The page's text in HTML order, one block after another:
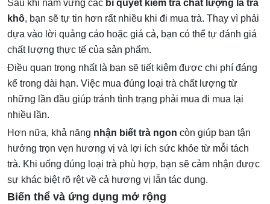
Sau khi nắm vững các bí quyết kiểm tra chất lượng lá trà
khô, bạn sẽ tự tin hơn rất nhiều khi đi mua trà. Thay vì phải
dựa vào lời quảng cáo hoặc giá cả, bạn có thể tự đánh giá
chất lượng thực tế của sản phẩm.
Điều quan trọng nhất là bạn sẽ tiết kiệm được chi phí đáng
kể trong dài hạn. Việc mua đúng loại trà chất lượng từ
những lần đầu giúp tránh tình trạng phải mua đi mua lại
nhiều lần.
Hơn nữa, khả năng nhận biết trà ngon còn giúp bạn tận
hưởng trọn vẹn hương vị và lợi ích sức khỏe từ mỗi tách
trà. Khi uống đúng loại trà phù hợp, bạn sẽ cảm nhận được
sự khác biệt rõ rệt về cả hương vị lẫn tác dụng.
Biến thể và ứng dụng mở rộng